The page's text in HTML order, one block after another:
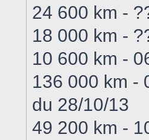
24 600 km -
18 000 km -
10 600 km -
136 000 km -
du 28/10/13
49 200 km -